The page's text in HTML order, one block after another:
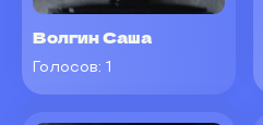
Волгин Саша
Голосов: 1